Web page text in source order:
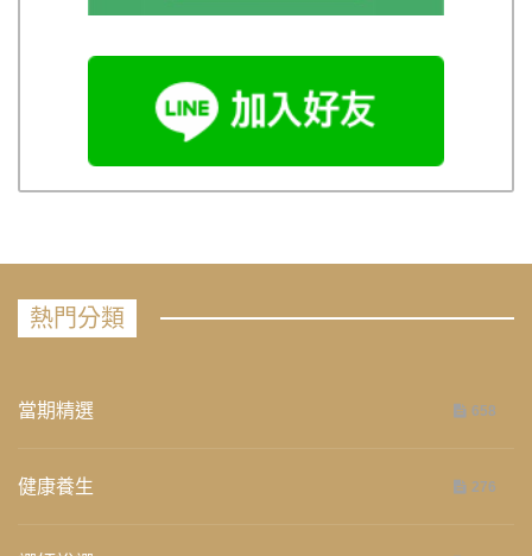
熱門分類
當期精選 658
健康養生 276